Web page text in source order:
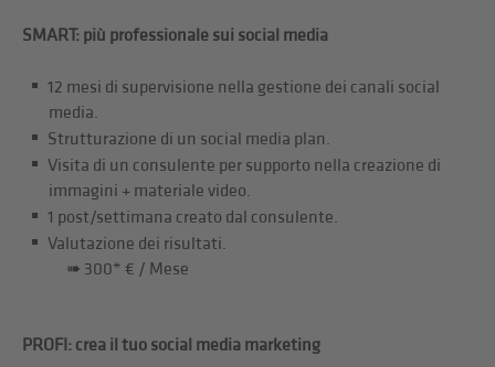
SMART: più professionale sui social media
12 mesi di supervisione nella gestione dei canali social
media.
Strutturazione di un social media plan.
Visita di un consulente per supporto nella creazione di
immagini + materiale video.
1 post/settimana creato dal consulente.
Valutazione dei risultati.
➠ 300* € / Mese
PROFI: crea il tuo social media marketing